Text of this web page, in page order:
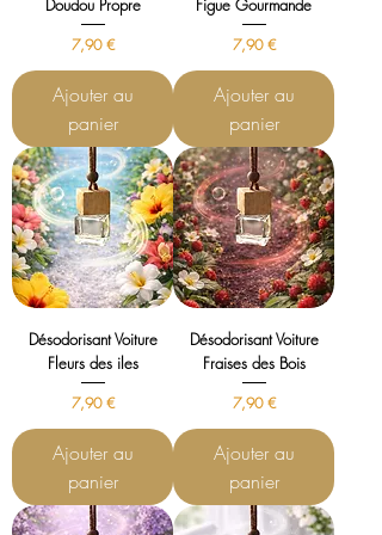
Doudou Propre
Prix
7,90 €
Ajouter au
panier
Figue Gourmande
Prix
7,90 €
Ajouter au
panier
Désodorisant Voiture
Fleurs des iles
Prix
7,90 €
Ajouter au
panier
Désodorisant Voiture
Fraises des Bois
Prix
7,90 €
Ajouter au
panier